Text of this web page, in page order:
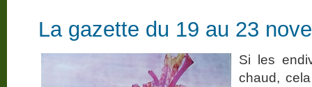
La gazette du 19 au 23
Si les
chaud,